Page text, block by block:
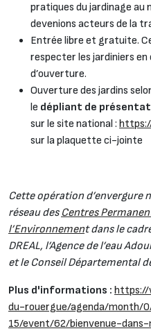
pratiques du jardinage
devenions acteurs de la
Entrée libre et gratuite.
respecter les jardiniers
d’ouverture.
Ouverture des jardins
le dépliant de
sur le site national :
sur la plaquette ci-jointe
Cette opération d’envergure
réseau des Centres
l’Environnement dans le
DREAL, l’Agence de l’eau
et le Conseil Départemental
Plus d'informations : https://
du-rouergue/agenda/
15/event/62/bienvenue-